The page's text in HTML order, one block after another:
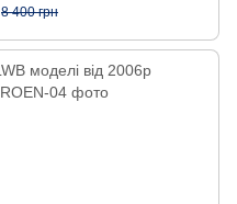
8 400 грн